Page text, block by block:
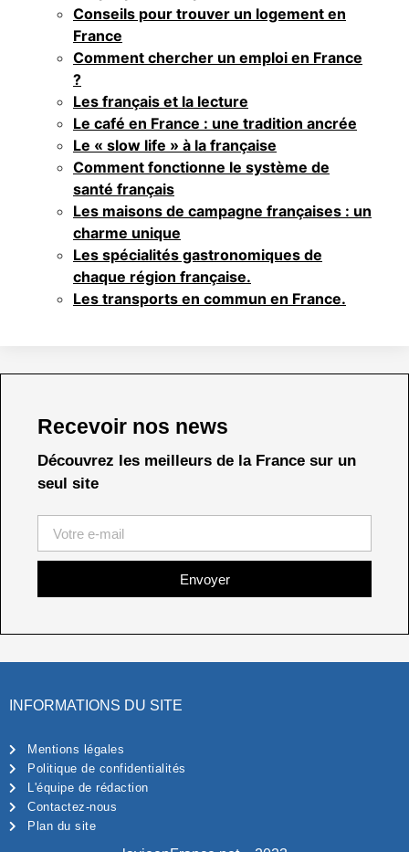
Conseils pour trouver un logement en
France
Comment chercher un emploi en France
?
Les français et la lecture
Le café en France : une tradition ancrée
Le « slow life » à la française
Comment fonctionne le système de
santé français
Les maisons de campagne françaises : un
charme unique
Les spécialités gastronomiques de
chaque région française.
Les transports en commun en France.
Recevoir nos news
Découvrez les meilleurs de la France sur un
seul site
Envoyer
INFORMATIONS DU SITE
Mentions légales
Politique de confidentialités
L'équipe de rédaction
Contactez-nous
Plan du site